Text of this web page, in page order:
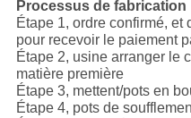
Processus de fabrication
Étape 1, ordre confirmé,
pour recevoir le paiement
Étape 2, usine arranger le
matière première
Étape 3, mettent/pots en
Étape 4, pots de